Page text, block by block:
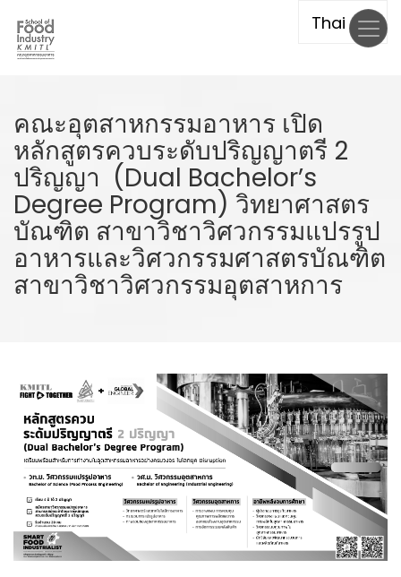
Skip
main
คณะอุตสาหกรรมอาหาร เปิด
หลักสูตรควบระดับปริญญาตรี 2
ปริญญา (Dual Bachelor’s
Degree Program) วิทยาศาสตร
บัณฑิต สาขาวิชาวิศวกรรมแปรรูป
อาหารและวิศวกรรมศาสตรบัณฑิต
สาขาวิชาวิศวกรรมอุตสาหการ